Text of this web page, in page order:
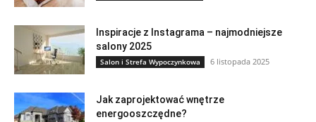
Inspiracje z Instagrama – najmodniejsze
salony 2025
Salon i Strefa Wypoczynkowa 6 listopada 2025
Jak zaprojektować wnętrze
energooszczędne?